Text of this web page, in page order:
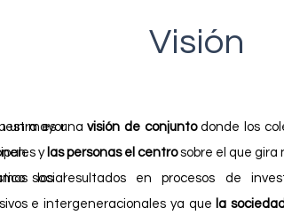
un mayor
social
Visión
es unavisión de conjuntodonde los
y las personas el centrosobre el que gira
los resultados en procesos de
e intergeneracionales ya que la